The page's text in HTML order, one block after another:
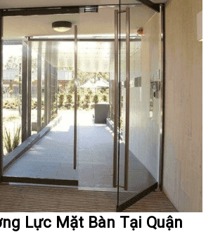
Lực Mặt Bàn Tại Quận